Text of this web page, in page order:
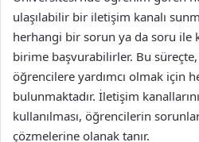
ulaşılabilir bir iletişim kanalı
herhangi bir sorun ya da soru ile
birime başvurabilirler. Bu
öğrencilere yardımcı olmak için
bulunmaktadır. İletişim
kullanılması, öğrencilerin
çözmelerine olanak tanır.